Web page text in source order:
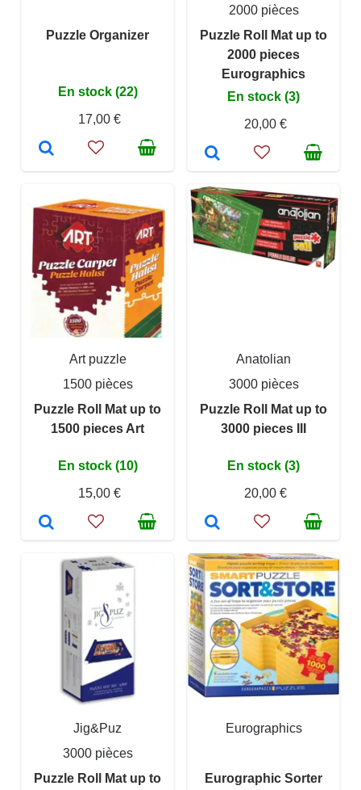
Puzzle Organizer
En stock (22)
17,00 €
2000 pièces
Puzzle Roll Mat up to
2000 pieces
Eurographics
En stock (3)
20,00 €
Art puzzle
1500 pièces
Puzzle Roll Mat up to
1500 pieces Art
En stock (10)
15,00 €
Anatolian
3000 pièces
Puzzle Roll Mat up to
3000 pieces III
En stock (3)
20,00 €
Jig&Puz
3000 pièces
Puzzle Roll Mat up to
Eurographics
Eurographic Sorter